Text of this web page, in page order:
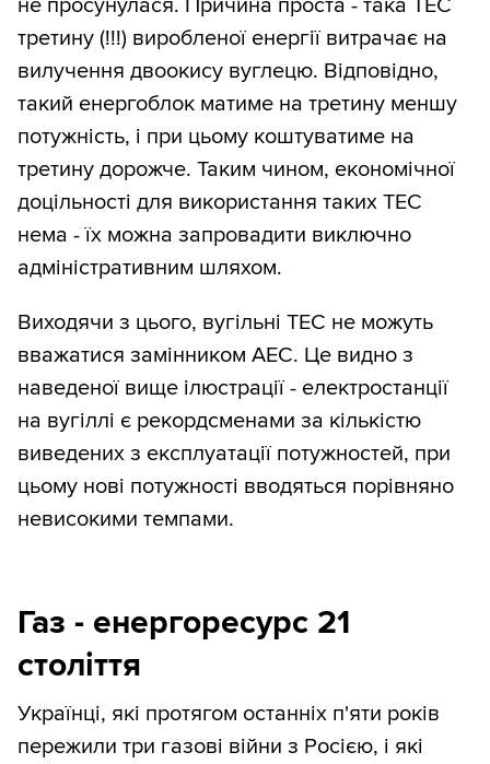
не просунулася. Причина проста - така ТЕС
третину (!!!) виробленої енергії витрачає на
вилучення двоокису вуглецю. Відповідно,
такий енергоблок матиме на третину меншу
потужність, і при цьому коштуватиме на
третину дорожче. Таким чином, економічної
доцільності для використання таких ТЕС
нема - їх можна запровадити виключно
адміністративним шляхом.
Виходячи з цього, вугільні ТЕС не можуть
вважатися замінником АЕС. Це видно з
наведеної вище ілюстрації - електростанції
на вугіллі є рекордсменами за кількістю
виведених з експлуатації потужностей, при
цьому нові потужності вводяться порівняно
невисокими темпами.
Газ - енергоресурс 21
століття
Українці, які протягом останніх п'яти років
пережили три газові війни з Росією, і які